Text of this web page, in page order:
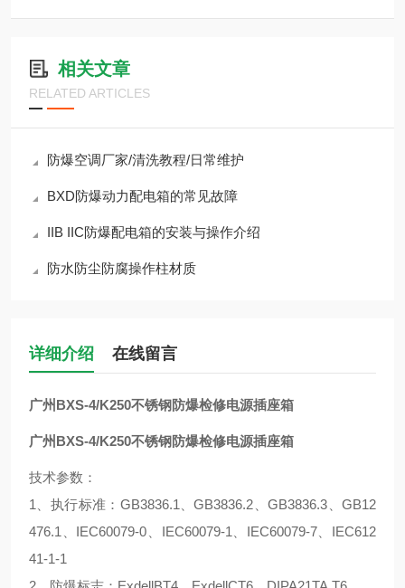
相关文章
RELATED ARTICLES
防爆空调厂家/清洗教程/日常维护
BXD防爆动力配电箱的常见故障
IIB IIC防爆配电箱的安装与操作介绍
防水防尘防腐操作柱材质
详细介绍 在线留言
广州BXS-4/K250不锈钢防爆检修电源插座箱
广州BXS-4/K250不锈钢防爆检修电源插座箱
技术参数：
1、执行标准：GB3836.1、GB3836.2、GB3836.3、GB12
476.1、IEC60079-0、IEC60079-1、IEC60079-7、IEC612
41-1-1